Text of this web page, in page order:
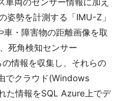
車両のセンサー情報に加え
姿勢を計測する「IMU-Z」
・障害物の距離画像を取
死角検知センサー
情報を収集し、それらの
でクラウド(Windows
た情報をSQL Azure上でデ